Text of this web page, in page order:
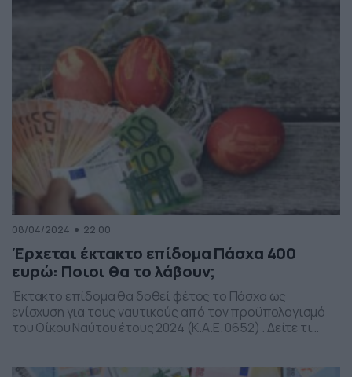
απόφαση δαπάνης σε βάρος των πιστώσεων του
προϋπολογισμού εξόδων του υπουργείου Εργασίας,
οικονομικού έτους 2024, για να χρηματοδοτηθεί […]
08/04/2024 22:00
Έρχεται έκτακτο επίδομα Πάσχα 400
ευρώ: Ποιοι θα το λάβουν;
Έκτακτο επίδομα θα δοθεί φέτος το Πάσχα ως
ενίσχυση για τους ναυτικούς από τον προϋπολογισμό
του Οίκου Ναύτου έτους 2024 (Κ.Α.Ε. 0652) . Δείτε τι